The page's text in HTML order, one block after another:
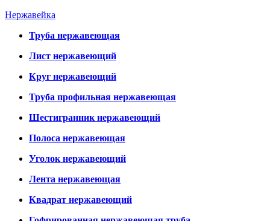
Нержавейка
Труба нержавеющая
Лист нержавеющий
Круг нержавеющий
Труба профильная нержавеющая
Шестигранник нержавеющий
Полоса нержавеющая
Уголок нержавеющий
Лента нержавеющая
Квадрат нержавеющий